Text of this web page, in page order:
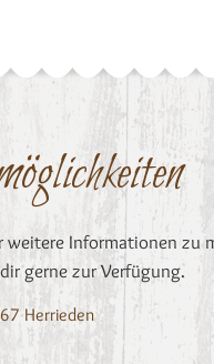
weitere Informationen zu
gerne zur Verfügung.
Herrieden